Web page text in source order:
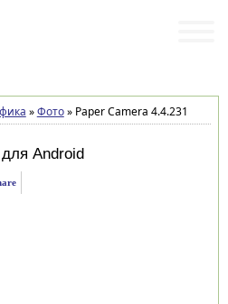
»Фото»Paper Camera 4.4.231
для Android